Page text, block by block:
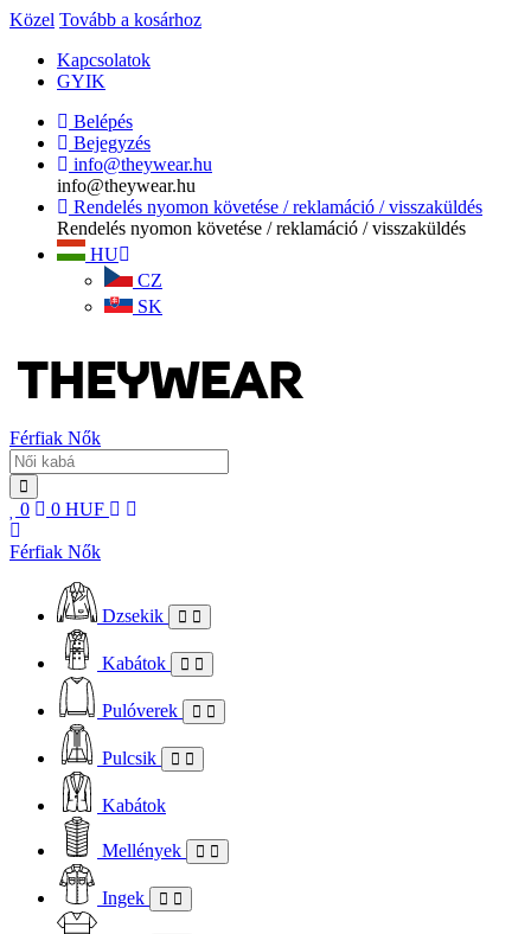
Közel Tovább a kosárhoz
Kapcsolatok
GYIK
Belépés
Bejegyzés
info@theywear.hu
info@theywear.hu
Rendelés nyomon követése / reklamáció / visszaküldés
Rendelés nyomon követése / reklamáció / visszaküldés
HU
CZ
SK
Férfiak Nők
0 0 HUF
Férfiak Nők
Dzsekik
Kabátok
Pulóverek
Pulcsik
Kabátok
Mellények
Ingek